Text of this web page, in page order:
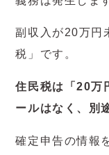
副収入が20万円
税」です。
住民税は「20万
ールはなく、別
確定申告の情報